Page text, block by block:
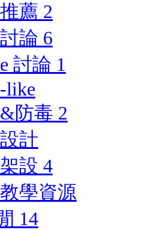
薦 2
論 6
討論 1
like
防毒 2
計
設 4
學資源
14